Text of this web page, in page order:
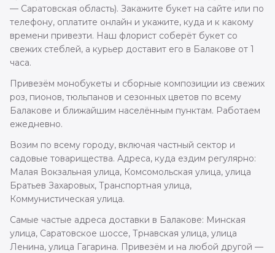
— Саратовская область). Закажите букет на сайте или по
телефону, оплатите онлайн и укажите, куда и к какому
времени привезти. Наш флорист соберёт букет со
свежих стеблей, а курьер доставит его в Балакове от 1
часа.
Привезём монобукеты и сборные композиции из свежих
роз, пионов, тюльпанов и сезонных цветов по всему
Балакове и ближайшим населённым пунктам. Работаем
ежедневно.
Возим по всему городу, включая частный сектор и
садовые товарищества. Адреса, куда ездим регулярно:
Малая Вокзальная улица, Комсомольская улица, улица
Братьев Захаровых, Транспортная улица,
Коммунистическая улица.
Самые частые адреса доставки в Балакове: Минская
улица, Саратовское шоссе, Трнавская улица, улица
Ленина, улица Гагарина. Привезём и на любой другой —